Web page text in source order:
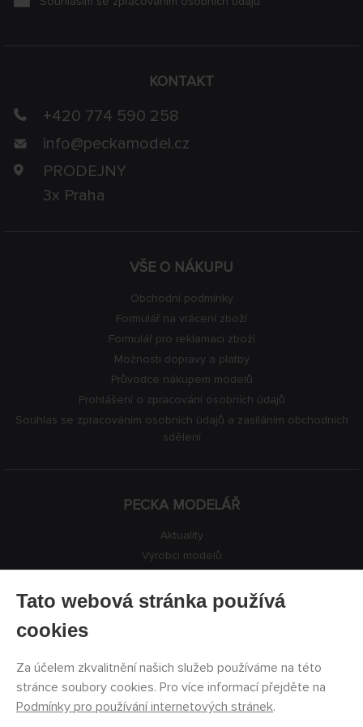
VŠE O NÁKUPU
Obchodní podmínky
Formulář na vrácení zboží
Formulář pro reklamaci zboží
Možnosti dopravy a platby
Průvodce nákupem modelů
Prohlášení o zpracování osobních údajů
Souhlas se zpracováním osobních údajů a zasíláním obchodních
sdělení
PECKA MODELÁŘ
Aktuality
Výrobci modelů
Kontakty
KONTAKT
+420 774 590 258
info@peckamodel.cz
PRODEJNY
3x Praha
Tato webová stránka používá
cookies
Za účelem zkvalitnění našich služeb používáme na této
stránce soubory cookies. Pro více informací přejděte na
Podmínky pro používání internetových stránek.